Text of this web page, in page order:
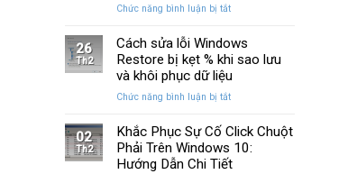
card
họa
trên
Windows
và
Chức năng bình luận bị tắtở
Run
Huyền
Windows
Nâng
Cấp
Sau
26
Th2
Cách sửa lỗi Windows
Restore bị kẹt % khi sao lưu
và khôi phục dữ liệu
Chức năng bình luận bị tắtở
sửa
lỗi
Windows
02
Th2
Khắc Phục Sự Cố Click Chuột
Phải Trên Windows 10:
Hướng Dẫn Chi Tiết